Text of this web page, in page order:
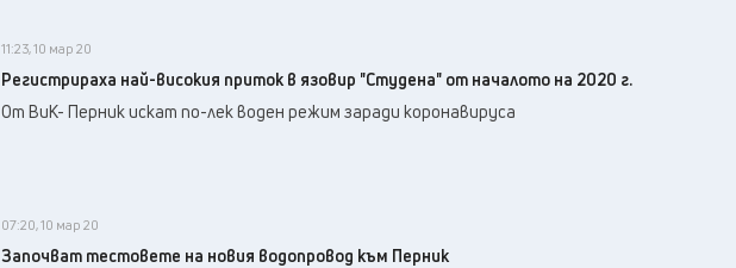
11:23, 10 мар 20
Регистрираха най-високия приток в язовир "Студена" от началото на 2020 г.
От ВиК- Перник искат по-лек воден режим заради коронавируса
07:20, 10 мар 20
Започват тестовете на новия водопровод към Перник